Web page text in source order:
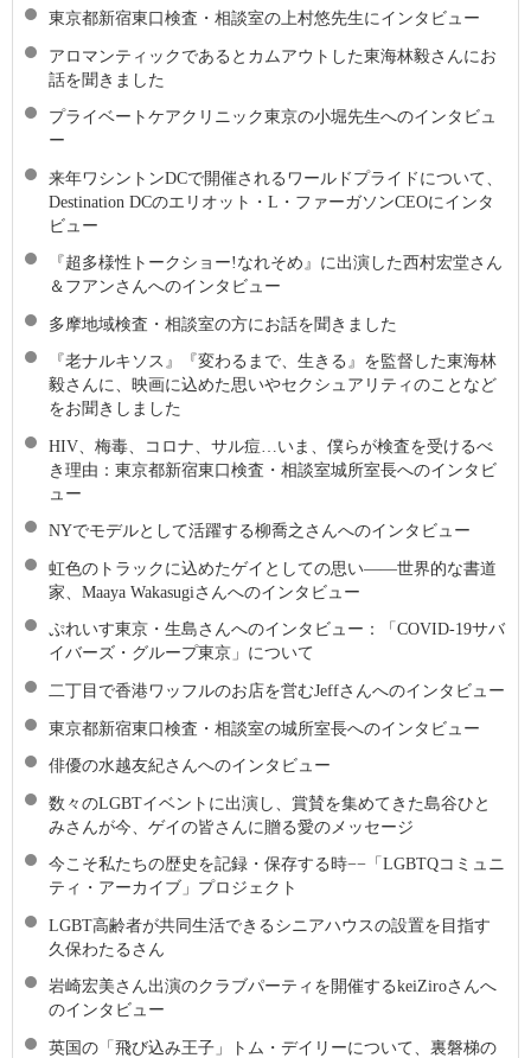
東京都新宿東口検査・相談室の上村悠先生にインタビュー
アロマンティックであるとカムアウトした東海林毅さんにお
話を聞きました
プライベートケアクリニック東京の小堀先生へのインタビュ
ー
来年ワシントンDCで開催されるワールドプライドについて、
Destination DCのエリオット・L・ファーガソンCEOにインタ
ビュー
『超多様性トークショー!なれそめ』に出演した西村宏堂さん
＆フアンさんへのインタビュー
多摩地域検査・相談室の方にお話を聞きました
『老ナルキソス』『変わるまで、生きる』を監督した東海林
毅さんに、映画に込めた思いやセクシュアリティのことなど
をお聞きしました
HIV、梅毒、コロナ、サル痘…いま、僕らが検査を受けるべ
き理由：東京都新宿東口検査・相談室城所室長へのインタビ
ュー
NYでモデルとして活躍する柳喬之さんへのインタビュー
虹色のトラックに込めたゲイとしての思い――世界的な書道
家、Maaya Wakasugiさんへのインタビュー
ぷれいす東京・生島さんへのインタビュー：「COVID-19サバ
イバーズ・グループ東京」について
二丁目で香港ワッフルのお店を営むJeffさんへのインタビュー
東京都新宿東口検査・相談室の城所室長へのインタビュー
俳優の水越友紀さんへのインタビュー
数々のLGBTイベントに出演し、賞賛を集めてきた島谷ひと
みさんが今、ゲイの皆さんに贈る愛のメッセージ
今こそ私たちの歴史を記録・保存する時−−「LGBTQコミュニ
ティ・アーカイブ」プロジェクト
LGBT高齢者が共同生活できるシニアハウスの設置を目指す
久保わたるさん
岩崎宏美さん出演のクラブパーティを開催するkeiZiroさんへ
のインタビュー
英国の「飛び込み王子」トム・デイリーについて、裏磐梯の